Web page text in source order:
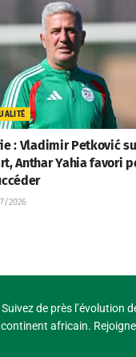
: Vladimir Petković
Anthar Yahia favori
2026
de près
africain.